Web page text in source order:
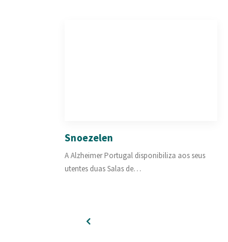
Snoezelen
A Alzheimer Portugal disponibiliza aos seus
utentes duas Salas de…